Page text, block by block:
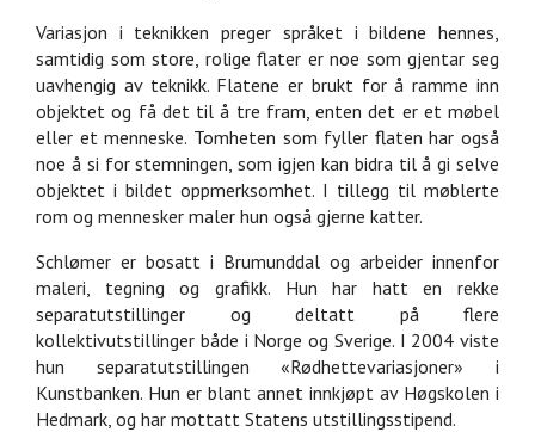
Variasjon i teknikken preger språket i bildene hennes,
samtidig som store, rolige flater er noe som gjentar seg
uavhengig av teknikk. Flatene er brukt for å ramme inn
objektet og få det til å tre fram, enten det er et møbel
eller et menneske. Tomheten som fyller flaten har også
noe å si for stemningen, som igjen kan bidra til å gi selve
objektet i bildet oppmerksomhet. I tillegg til møblerte
rom og mennesker maler hun også gjerne katter.
Schlømer er bosatt i Brumunddal og arbeider innenfor
maleri, tegning og grafikk. Hun har hatt en rekke
separatutstillinger og deltatt på flere
kollektivutstillinger både i Norge og Sverige. I 2004 viste
hun separatutstillingen «Rødhettevariasjoner» i
Kunstbanken. Hun er blant annet innkjøpt av Høgskolen i
Hedmark, og har mottatt Statens utstillingsstipend.